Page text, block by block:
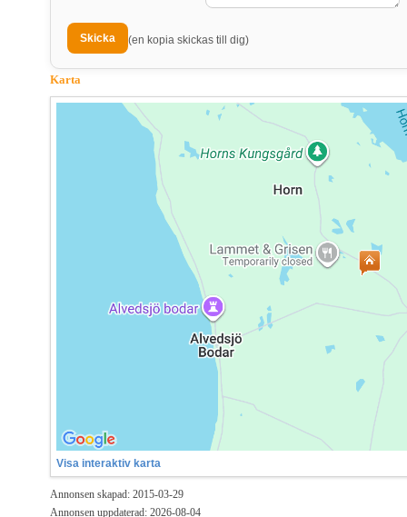
(en kopia skickas till dig)
Karta
Visa interaktiv karta
Annonsen skapad: 2015-03-29
Annonsen uppdaterad: 2026-08-04